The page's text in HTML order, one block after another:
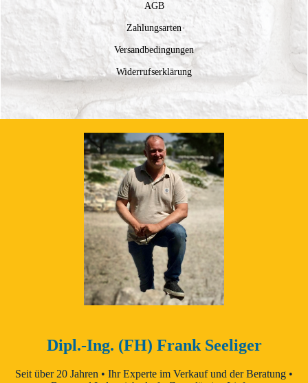
AGB
Zahlungsarten
Versandbedingungen
Widerrufserklärung
Dipl.-Ing. (FH) Frank Seeliger
Seit über 20 Jahren • Ihr Experte im Verkauf und der Beratung •